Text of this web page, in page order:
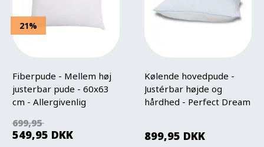
21%
Fiberpude - Mellem høj
justerbar pude - 60x63
cm - Allergivenlig
Høie Of Scandinavia
699,95
549,95 DKK
Kølende hovedpude -
Justérbar højde og
hårdhed - Perfect Dream
899,95 DKK